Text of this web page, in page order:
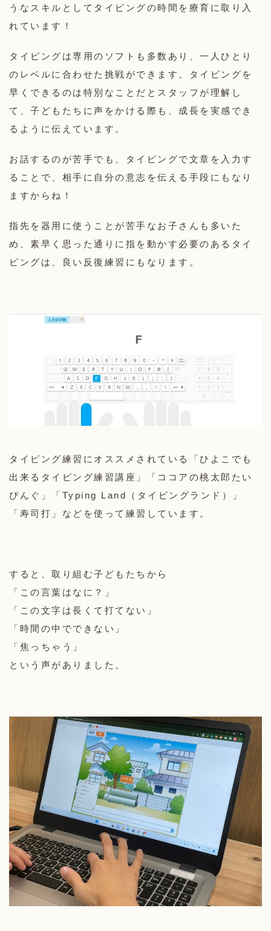
うなスキルとしてタイピングの時間を療育に取り入
れています！
タイピングは専用のソフトも多数あり、一人ひとり
のレベルに合わせた挑戦ができます。タイピングを
早くできるのは特別なことだとスタッフが理解し
て、子どもたちに声をかける際も、成長を実感でき
るように伝えています。
お話するのが苦手でも、タイピングで文章を入力す
ることで、相手に自分の意志を伝える手段にもなり
ますからね！
指先を器用に使うことが苦手なお子さんも多いた
め、素早く思った通りに指を動かす必要のあるタイ
ピングは、良い反復練習にもなります。
タイピング練習にオススメされている「ひよこでも
出来るタイピング練習講座」「ココアの桃太郎たい
ぴんぐ」「Typing Land（タイピングランド）」
「寿司打」などを使って練習しています。
すると、取り組む子どもたちから
「この言葉はなに？」
「この文字は長くて打てない」
「時間の中でできない」
「焦っちゃう」
という声がありました。